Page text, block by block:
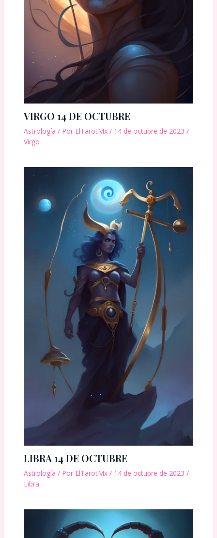
VIRGO 14 DE OCTUBRE
Astrología / Por ElTarotMx / 14 de octubre de 2023 /
Virgo
LIBRA 14 DE OCTUBRE
Astrología / Por ElTarotMx / 14 de octubre de 2023 /
Libra